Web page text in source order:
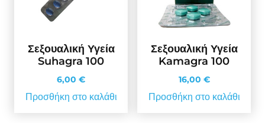
Σεξουαλική Υγεία
Suhagra 100
6,00 €
Προσθήκη στο καλάθι
Σεξουαλική Υγεία
Kamagra 100
16,00 €
Προσθήκη στο καλάθι